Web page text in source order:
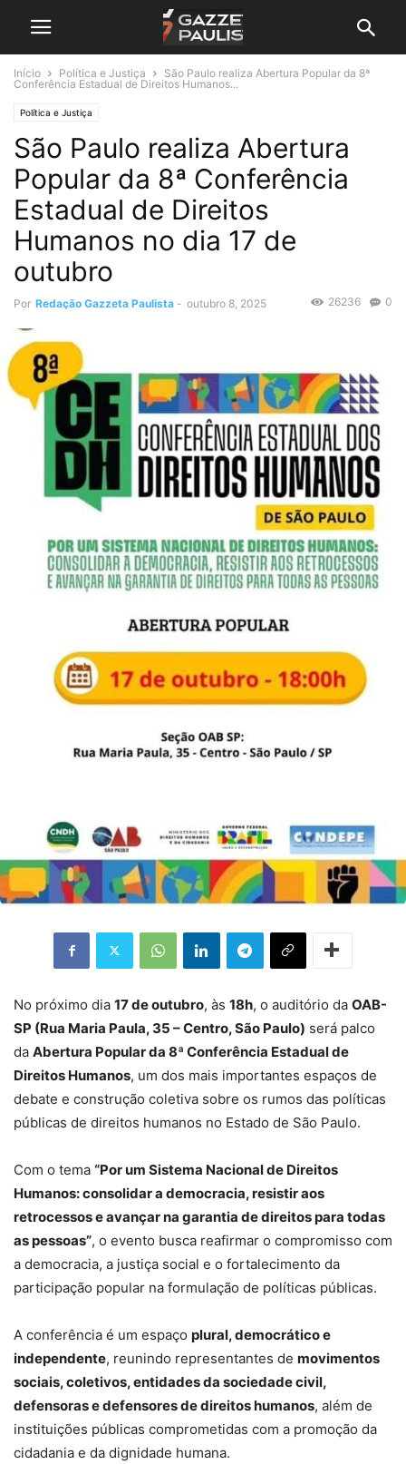
Início Política e Justiça
São Paulo realiza Abertura Popular da 8ª
Conferência Estadual de Direitos Humanos...
Política e Justiça
São Paulo realiza Abertura
Popular da 8ª Conferência
Estadual de Direitos
Humanos no dia 17 de
outubro
Por Redação Gazzeta Paulista - outubro 8, 2025 0
26236
No próximo dia 17 de outubro, às 18h, o auditório da OAB-
SP (Rua Maria Paula, 35 – Centro, São Paulo) será palco
da Abertura Popular da 8ª Conferência Estadual de
Direitos Humanos, um dos mais importantes espaços de
debate e construção coletiva sobre os rumos das políticas
públicas de direitos humanos no Estado de São Paulo.
Com o tema “Por um Sistema Nacional de Direitos
Humanos: consolidar a democracia, resistir aos
retrocessos e avançar na garantia de direitos para todas
as pessoas”, o evento busca reafirmar o compromisso com
a democracia, a justiça social e o fortalecimento da
participação popular na formulação de políticas públicas.
A conferência é um espaço plural, democrático e
independente, reunindo representantes de movimentos
sociais, coletivos, entidades da sociedade civil,
defensoras e defensores de direitos humanos, além de
instituições públicas comprometidas com a promoção da
cidadania e da dignidade humana.